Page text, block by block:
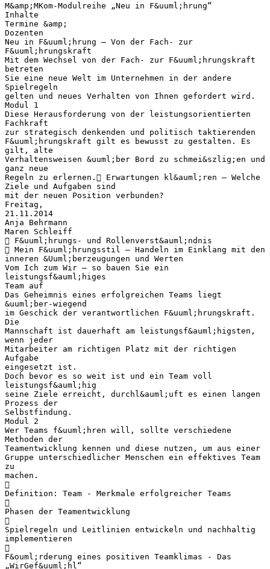
M&amp;MKom-Modulreihe „Neu in F&uuml;hrung“
Inhalte
Termine &amp;
Dozenten
Neu in F&uuml;hrung – Von der Fach- zur
F&uuml;hrungskraft
Mit dem Wechsel von der Fach- zur F&uuml;hrungskraft
betreten
Sie eine neue Welt im Unternehmen in der andere
Spielregeln
gelten und neues Verhalten von Ihnen gefordert wird.
Modul 1
Diese Herausforderung von der leistungsorientierten
Fachkraft
zur strategisch denkenden und politisch taktierenden
F&uuml;hrungskraft gilt es bewusst zu gestalten. Es
gilt, alte
Verhaltensweisen &uuml;ber Bord zu schmei&szlig;en und
ganz neue
Regeln zu erlernen. Erwartungen kl&auml;ren – Welche
Ziele und Aufgaben sind
mit der neuen Position verbunden?
Freitag,
21.11.2014
Anja Behrmann
Maren Schleiff
 F&uuml;hrungs- und Rollenverst&auml;ndnis
 Mein F&uuml;hrungsstil – Handeln im Einklang mit den
inneren &Uuml;berzeugungen und Werten
Vom Ich zum Wir – so bauen Sie ein
leistungsf&auml;higes
Team auf
Das Geheimnis eines erfolgreichen Teams liegt
&uuml;ber-wiegend
im Geschick der verantwortlichen F&uuml;hrungskraft.
Die
Mannschaft ist dauerhaft am leistungsf&auml;higsten,
wenn jeder
Mitarbeiter am richtigen Platz mit der richtigen
Aufgabe
eingesetzt ist.
Doch bevor es so weit ist und ein Team voll
leistungsf&auml;hig
seine Ziele erreicht, durchl&auml;uft es einen langen
Prozess der
Selbstfindung.
Modul 2
Wer Teams f&uuml;hren will, sollte verschiedene
Methoden der
Teamentwicklung kennen und diese nutzen, um aus einer
Gruppe unterschiedlicher Menschen ein effektives Team
zu
machen.

Definition: Team - Merkmale erfolgreicher Teams

Phasen der Teamentwicklung

Spielregeln und Leitlinien entwickeln und nachhaltig
implementieren

F&ouml;rderung eines positiven Teamklimas - Das
„WirGef&uuml;hl“